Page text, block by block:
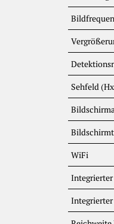
Sehfeld
WiFi
Integrierter